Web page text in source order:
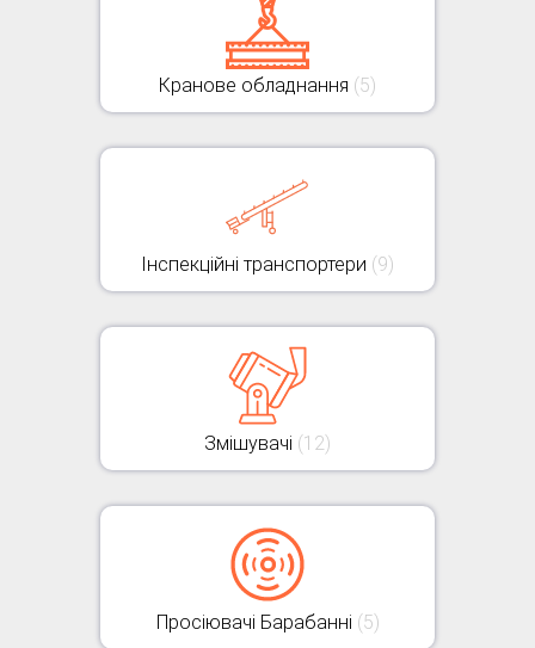
Кранове обладнання (5)
Інспекційні транспортери (9)
Змішувачі (12)
Просіювачі Барабанні (5)